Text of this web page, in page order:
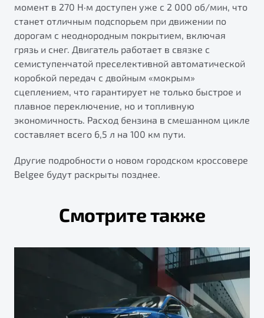
момент в 270 Н·м доступен уже с 2 000 об/мин, что
станет отличным подспорьем при движении по
дорогам с неоднородным покрытием, включая
грязь и снег. Двигатель работает в связке с
семиступенчатой преселективной автоматической
коробкой передач с двойным «мокрым»
сцеплением, что гарантирует не только быстрое и
плавное переключение, но и топливную
экономичность. Расход бензина в смешанном цикле
составляет всего 6,5 л на 100 км пути.
Другие подробности о новом городском кроссовере
Belgee будут раскрыты позднее.
Смотрите также